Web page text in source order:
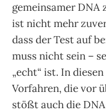
gemeinsamer DNA
ist nicht mehr
dass der Test auf
muss nicht sein –
„echt“ ist. In
Vorfahren, die vor
stößt auch die